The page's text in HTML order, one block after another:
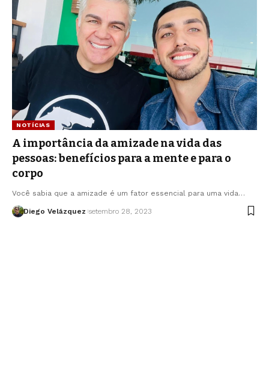
NOTÍCIAS
A importância da amizade na vida das
pessoas: benefícios para a mente e para o
corpo
Você sabia que a amizade é um fator essencial para uma vida…
Diego Velázquez setembro 28, 2023